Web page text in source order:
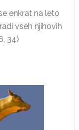
enkrat na leto
vseh njihovih
34)